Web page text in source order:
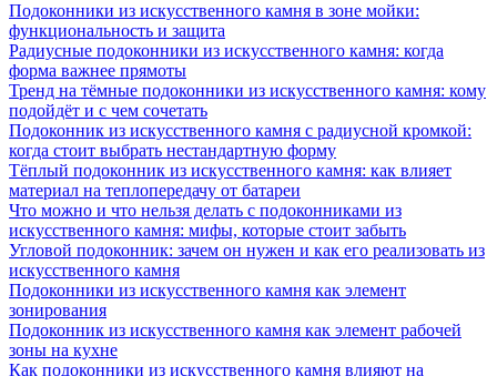
Подоконники из искусственного камня в зоне мойки:
функциональность и защита
Радиусные подоконники из искусственного камня: когда
форма важнее прямоты
Тренд на тёмные подоконники из искусственного камня: кому
подойдёт и с чем сочетать
Подоконник из искусственного камня с радиусной кромкой:
когда стоит выбрать нестандартную форму
Тёплый подоконник из искусственного камня: как влияет
материал на теплопередачу от батареи
Что можно и что нельзя делать с подоконниками из
искусственного камня: мифы, которые стоит забыть
Угловой подоконник: зачем он нужен и как его реализовать из
искусственного камня
Подоконники из искусственного камня как элемент
зонирования
Подоконник из искусственного камня как элемент рабочей
зоны на кухне
Как подоконники из искусственного камня влияют на